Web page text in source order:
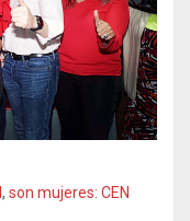
, son mujeres: CEN